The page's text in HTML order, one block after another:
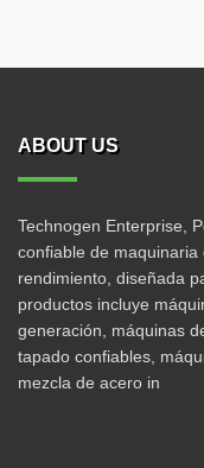
ABOUT US
Technogen Enterprise,
confiable de
rendimiento, diseñada
productos incluye
generación, máquinas
tapado confiables,
mezcla de acero in